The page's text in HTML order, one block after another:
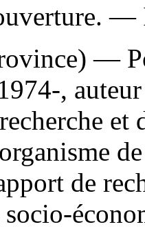
—
—
,
et
de